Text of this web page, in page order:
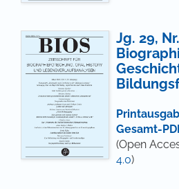
Jg. 29,
Gesamt-
(Open
4.0)